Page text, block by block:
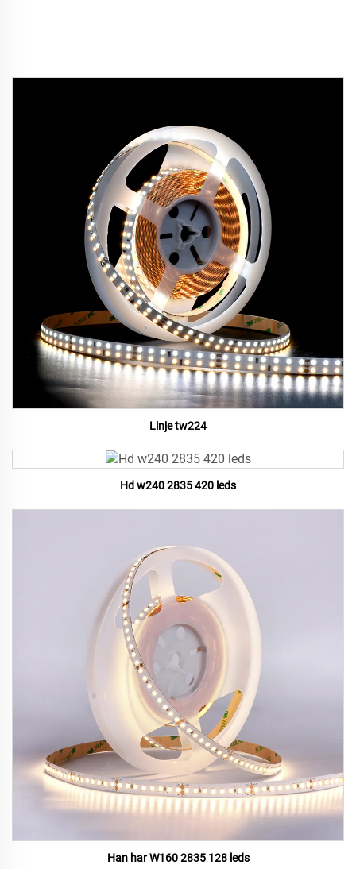
Linje tw224
Hd w240 2835 420 leds
Han har W160 2835 128 leds